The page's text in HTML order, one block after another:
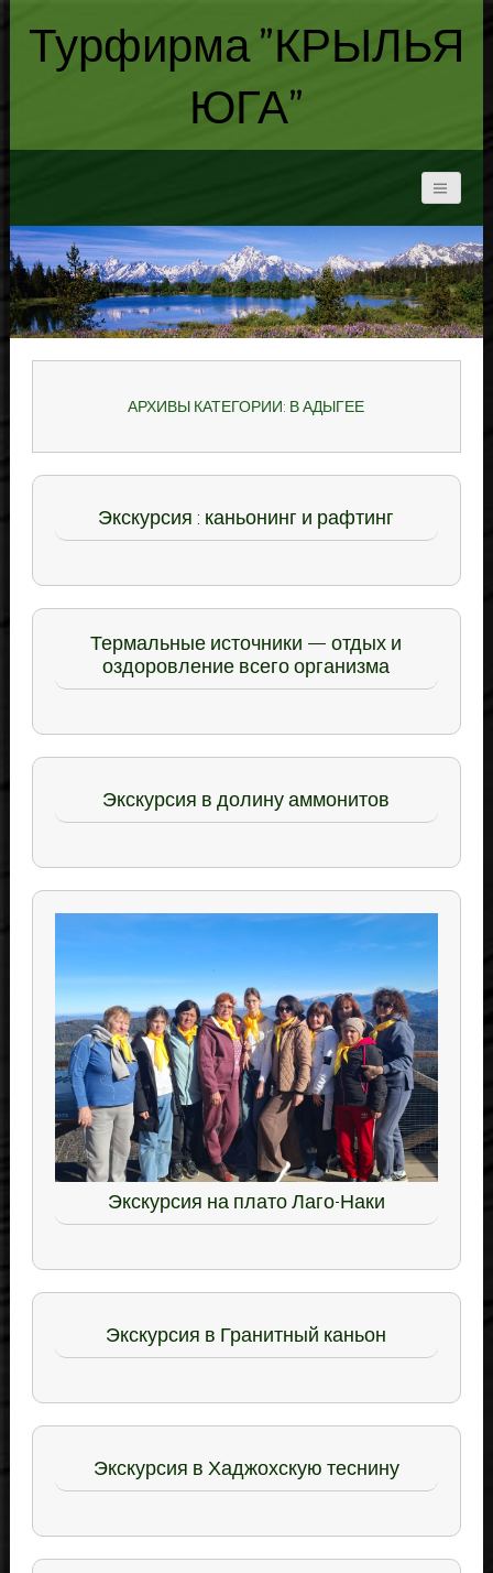
Турфирма "КРЫЛЬЯ
ЮГА"
АРХИВЫ КАТЕГОРИИ: В АДЫГЕЕ
Экскурсия : каньонинг и рафтинг
Термальные источники — отдых и
оздоровление всего организма
Экскурсия в долину аммонитов
Экскурсия на плато Лаго-Наки
Экскурсия в Гранитный каньон
Экскурсия в Хаджохскую теснину